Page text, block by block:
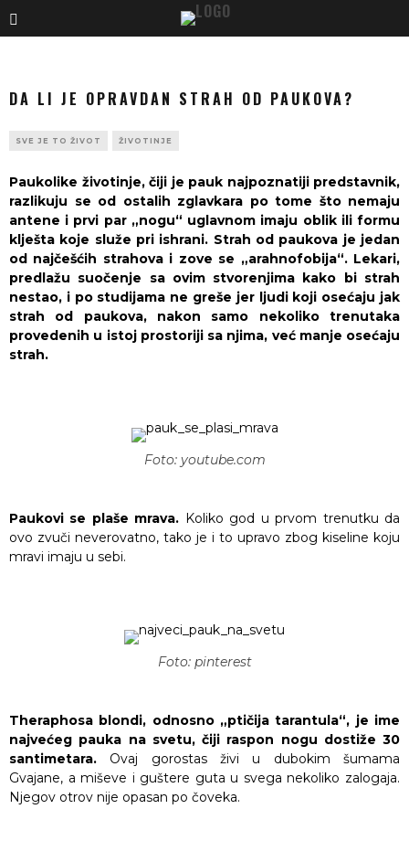
DA LI JE OPRAVDAN STRAH OD PAUKOVA?
SVE JE TO ŽIVOT ŽIVOTINJE
Paukolike životinje, čiji je pauk najpoznatiji predstavnik,
razlikuju se od ostalih zglavkara po tome što nemaju
antene i prvi par „nogu“ uglavnom imaju oblik ili formu
klješta koje služe pri ishrani. Strah od paukova je jedan
od najčešćih strahova i zove se „arahnofobija“. Lekari,
predlažu suočenje sa ovim stvorenjima kako bi strah
nestao, i po studijama ne greše jer ljudi koji osećaju jak
strah od paukova, nakon samo nekoliko trenutaka
provedenih u istoj prostoriji sa njima, već manje osećaju
strah.
Foto: youtube.com
Paukovi se plaše mrava. Koliko god u prvom trenutku da
ovo zvuči neverovatno, tako je i to upravo zbog kiseline koju
mravi imaju u sebi.
Foto: pinterest
Theraphosa blondi, odnosno „ptičija tarantula“, je ime
najvećeg pauka na svetu, čiji raspon nogu dostiže 30
santimetara. Ovaj gorostas živi u dubokim šumama
Gvajane, a miševe i guštere guta u svega nekoliko zalogaja.
Njegov otrov nije opasan po čoveka.